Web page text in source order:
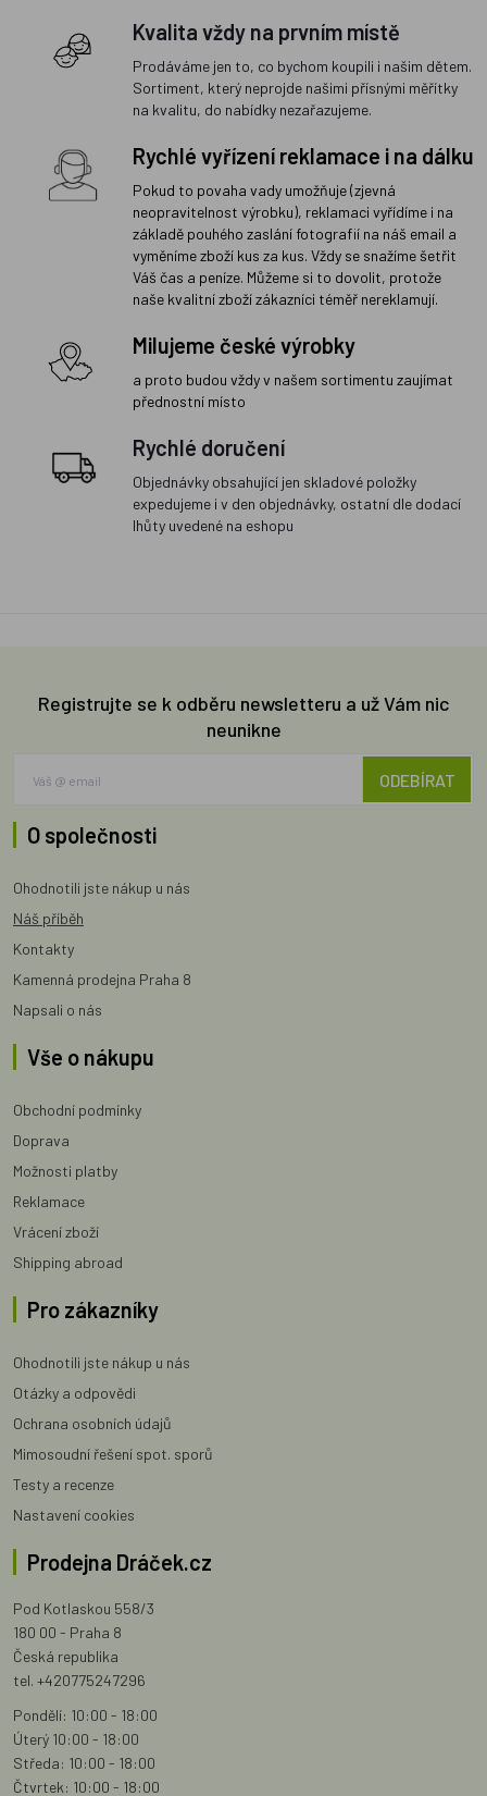
Kvalita vždy na prvním místě
Prodáváme jen to, co bychom koupili i našim dětem.
Sortiment, který neprojde našimi přísnými měřítky
na kvalitu, do nabídky nezařazujeme.
Rychlé vyřízení reklamace i na dálku
Pokud to povaha vady umožňuje (zjevná
neopravitelnost výrobku), reklamaci vyřídíme i na
základě pouhého zaslání fotografií na náš email a
vyměníme zboží kus za kus. Vždy se snažíme šetřit
Váš čas a peníze. Můžeme si to dovolit, protože
naše kvalitní zboží zákazníci téměř nereklamují.
Milujeme české výrobky
a proto budou vždy v našem sortimentu zaujímat
přednostní místo
Rychlé doručení
Objednávky obsahující jen skladové položky
expedujeme i v den objednávky, ostatní dle dodací
lhůty uvedené na eshopu
Registrujte se k odběru newsletteru a už Vám nic
neunikne
ODEBÍRAT
O společnosti
Ohodnotili jste nákup u nás
Náš příběh
Kontakty
Kamenná prodejna Praha 8
Napsali o nás
Vše o nákupu
Obchodní podmínky
Doprava
Možnosti platby
Reklamace
Vrácení zboží
Shipping abroad
Pro zákazníky
Ohodnotili jste nákup u nás
Otázky a odpovědi
Ochrana osobních údajů
Mimosoudní řešení spot. sporů
Testy a recenze
Nastavení cookies
Prodejna Dráček.cz
Pod Kotlaskou 558/3
180 00 - Praha 8
Česká republika
tel. +420775247296
Pondělí: 10:00 - 18:00
Úterý 10:00 - 18:00
Středa: 10:00 - 18:00
Čtvrtek: 10:00 - 18:00